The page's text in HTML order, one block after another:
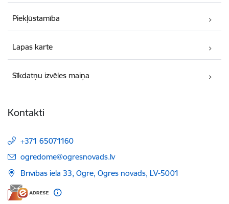
Piekļūstamība
Lapas karte
Sīkdatņu izvēles maiņa
Kontakti
+371 65071160
E-pasts:
ogredome@ogresnovads.lv
Brīvības iela 33, Ogre, Ogres novads, LV-5001